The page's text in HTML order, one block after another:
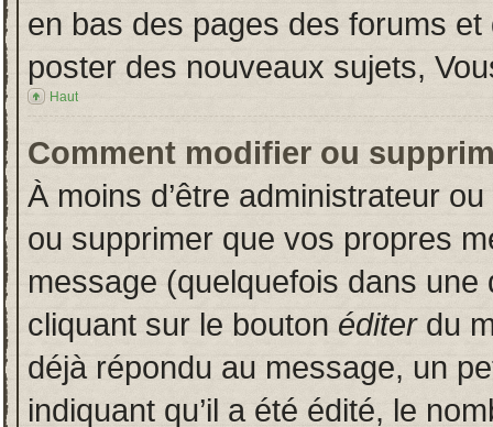
en bas des pages des forums
poster des nouveaux sujets,
Haut
Comment modifier ou
À moins d’être administrateur
ou supprimer que vos propres
message (quelquefois dans
cliquant sur le bouton éditerdu
déjà répondu au message, un
indiquant qu’il a été édité, le